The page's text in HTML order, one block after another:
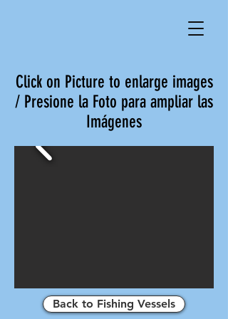
Click on Picture to enlarge images
/ Presione la Foto para ampliar las
Imágenes
Back to Fishing Vessels